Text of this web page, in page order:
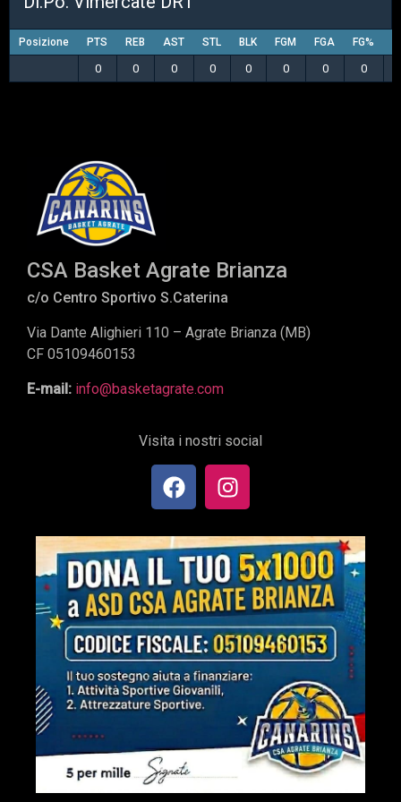
Posizione PTS REB AST STL BLK FGM FGA FG%
0 0 0 0 0 0 0 0
CSA Basket Agrate Brianza
c/o Centro Sportivo S.Caterina
Via Dante Alighieri 110 – Agrate Brianza (MB)
CF 05109460153
E-mail: info@basketagrate.com
Visita i nostri social